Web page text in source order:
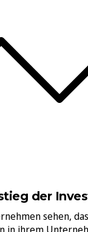
der
sehen,